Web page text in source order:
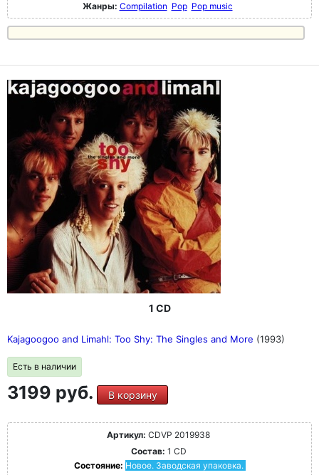
Жанры: Compilation Pop Pop music
1 CD
Kajagoogoo and Limahl: Too Shy: The Singles and More (1993)
Есть в наличии
3199 руб. В корзину
Артикул: CDVP 2019938
Состав: 1 CD
Состояние: Новое. Заводская упаковка.